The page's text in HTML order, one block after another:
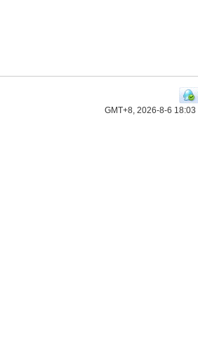
GMT+8, 2026-8-6 18:03